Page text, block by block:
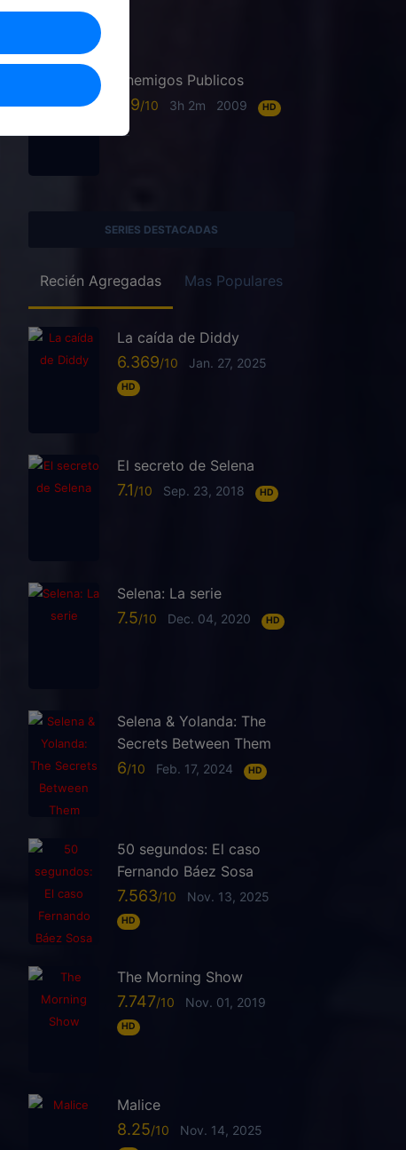
Enemigos Publicos
6.9 3h 2m 2009 HD
SERIES DESTACADAS
Recién Agregadas Mas Populares
La caída de Diddy
6.369 Jan. 27, 2025
HD
El secreto de Selena
7.1 Sep. 23, 2018 HD
Selena: La serie
7.5 Dec. 04, 2020 HD
Selena & Yolanda: The
Secrets Between Them
6 Feb. 17, 2024 HD
50 segundos: El caso
Fernando Báez Sosa
7.563 Nov. 13, 2025
HD
The Morning Show
7.747 Nov. 01, 2019
HD
Malice
8.25 Nov. 14, 2025